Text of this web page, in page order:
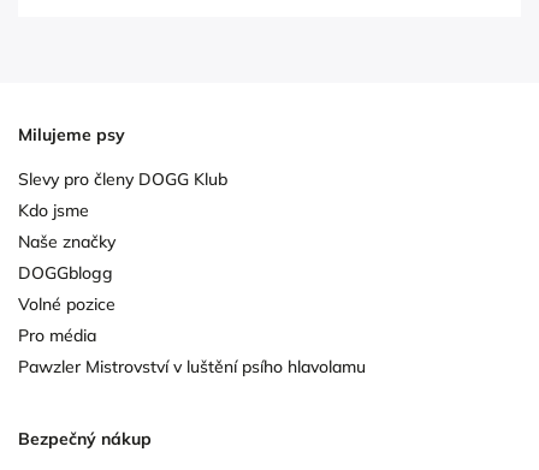
Milujeme psy
Slevy pro členy DOGG Klub
Kdo jsme
Naše značky
DOGGblogg
Volné pozice
Pro média
Pawzler Mistrovství v luštění psího hlavolamu
Bezpečný nákup